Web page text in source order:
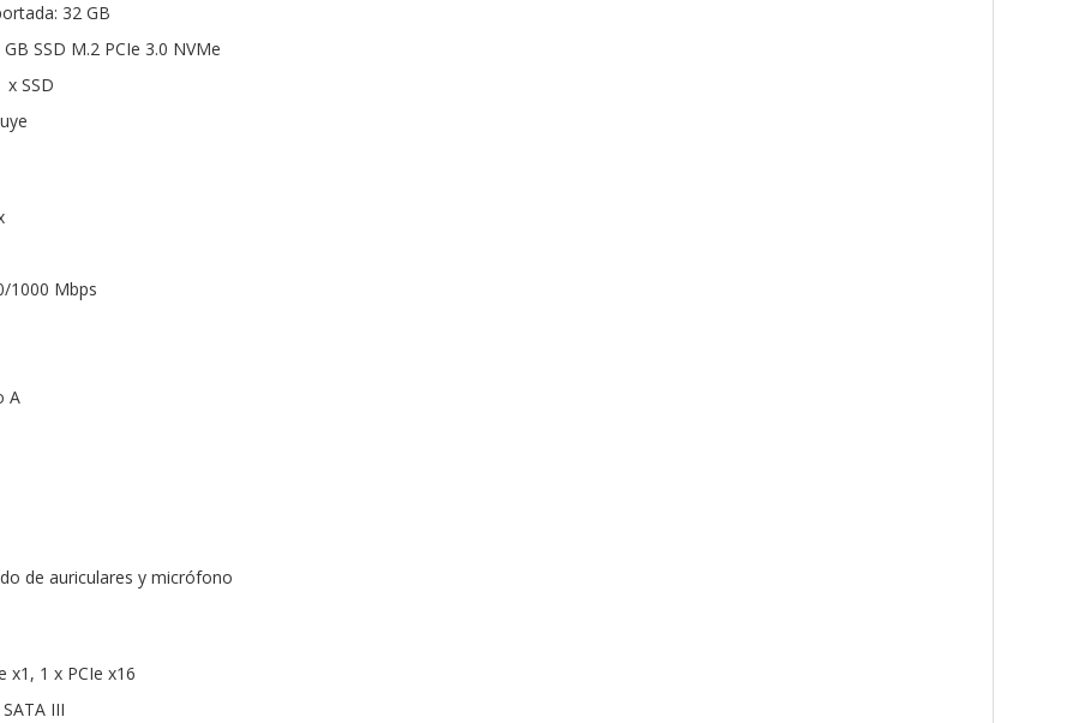
32 GB
SSD M.2 PCIe 3.0 NVMe
x SSD
1000 Mbps
A
de auriculares y micrófono
x1, 1 x PCIe x16
III